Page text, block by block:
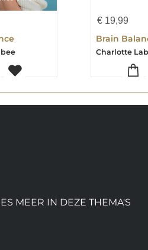
€19,99
Brain
Charlotte
MEER IN DEZE THEMA'S